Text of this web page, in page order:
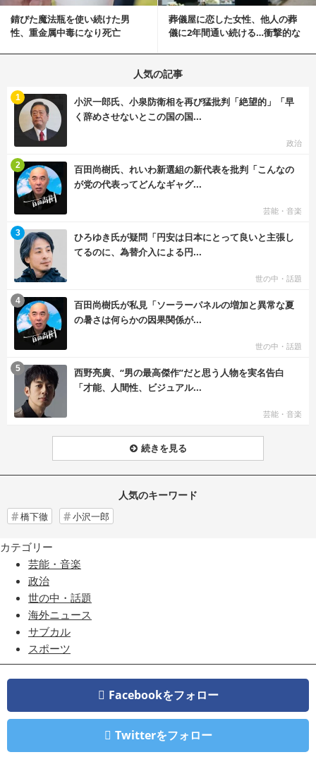
錆びた魔法瓶を使い続けた男
性、重金属中毒になり死亡
葬儀屋に恋した女性、他人の葬
儀に2年間通い続ける…衝撃的な
人気の記事
小沢一郎氏、小泉防衛相を再び猛批判「絶望的」「早
く辞めさせないとこの国の国...
政治
1
百田尚樹氏、れいわ新選組の新代表を批判「こんなの
が党の代表ってどんなギャグ...
芸能・音楽
2
ひろゆき氏が疑問「円安は日本にとって良いと主張し
てるのに、為替介入による円...
世の中・話題
3
百田尚樹氏が私見「ソーラーパネルの増加と異常な夏
の暑さは何らかの因果関係が...
世の中・話題
4
西野亮廣、“男の最高傑作”だと思う人物を実名告白
「才能、人間性、ビジュアル...
芸能・音楽
5
続きを見る
人気のキーワード
橋下徹 小沢一郎
カテゴリー
芸能・音楽
政治
世の中・話題
海外ニュース
サブカル
スポーツ
Facebookをフォロー
Twitterをフォロー